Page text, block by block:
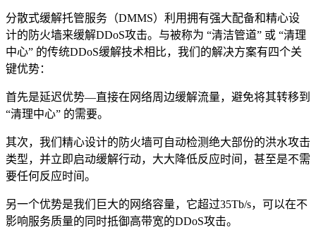
分散式缓解托管服务（DMMS）利用拥有强大配备和精心设
计的防火墙来缓解DDoS攻击。与被称为 “清洁管道” 或 “清理
中心” 的传统DDoS缓解技术相比，我们的解决方案有四个关
键优势：
首先是延迟优势—直接在网络周边缓解流量，避免将其转移到
“清理中心” 的需要。
其次，我们精心设计的防火墙可自动检测绝大部份的洪水攻击
类型，并立即启动缓解行动，大大降低反应时间，甚至是不需
要任何反应时间。
另一个优势是我们巨大的网络容量，它超过35Tb/s，可以在不
影响服务质量的同时抵御高带宽的DDoS攻击。